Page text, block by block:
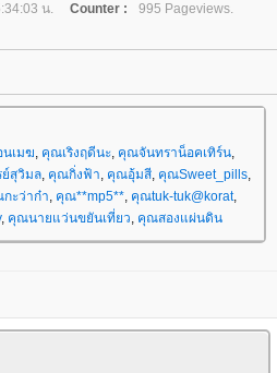
น. Counter :
995 Pageviews.
เมฆ, คุณเริงฤดีนะ, คุณจันทราน็อคเทิร์น,
สุวิมล, คุณกิ่งฟ้า, คุณอุ้มสี, คุณSweet_pills,
ะว่าก๋า, คุณ**mp5**, คุณtuk-tuk@korat,
, คุณนายแว่นขยันเที่ยว, คุณสองแผ่นดิน